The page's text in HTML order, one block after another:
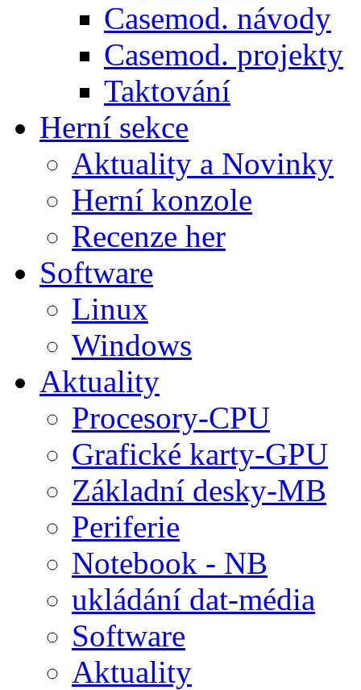
Casemod. návody
Casemod. projekty
Taktování
Herní sekce
Aktuality a Novinky
Herní konzole
Recenze her
Software
Linux
Windows
Aktuality
Procesory-CPU
Grafické karty-GPU
Základní desky-MB
Periferie
Notebook - NB
ukládání dat-média
Software
Aktuality